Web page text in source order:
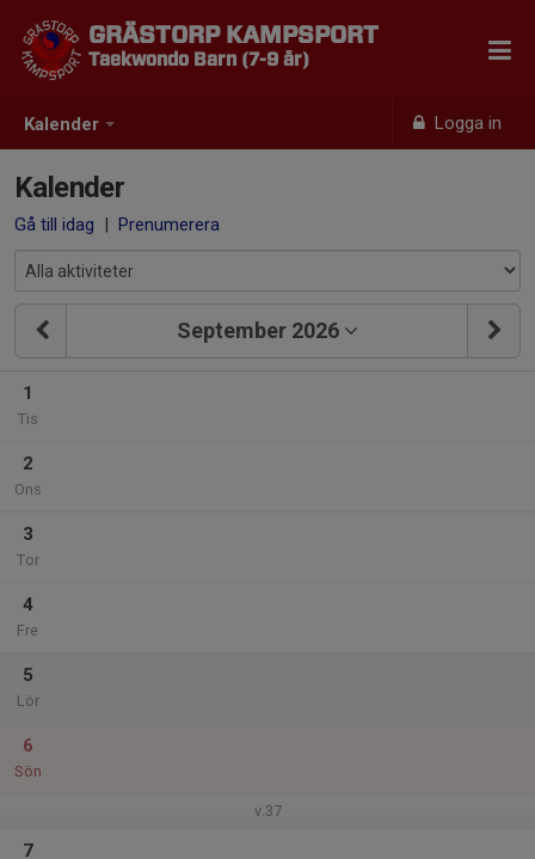
Kalender Logga in
GRÄSTORP KAMPSPORT
Taekwondo Barn (7-9 år)
Kalender
Gå till idag | Prenumerera
September 2026
1
Tis
2
Ons
3
Tor
4
Fre
5
Lör
6
Sön
v.37
7